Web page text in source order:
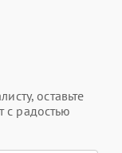
оставьте
с радостью